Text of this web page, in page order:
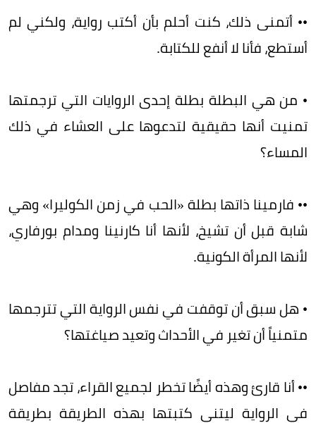
•• أتمنى ذلك، كنت أحلم بأن أكتب رواية، ولكني لم
أستطع، فأنا لا أنفع للكتابة.
• من هي البطلة بطلة إحدى الروايات التي ترجمتها
تمنيت أنها حقيقية لتدعوها على العشاء في ذلك
المساء؟
•• فارمينا ذاتها بطلة «الحب في زمن الكوليرا» وهي
شابة قبل أن تشيخ، لأنها أنا كارنينا ومدام بورفاري،
لأنها المرأة الكونية.
• هل سبق أن توقفت في نفس الرواية التي تترجمها
متمنياً أن تغير في الأحداث وتعيد صياغتها؟
•• أنا قارئ وهذه أيضًا تخطر لجميع القراء، تجد مفاصل
في الرواية ليتني كتبتها بهذه الطريقة بطريقة